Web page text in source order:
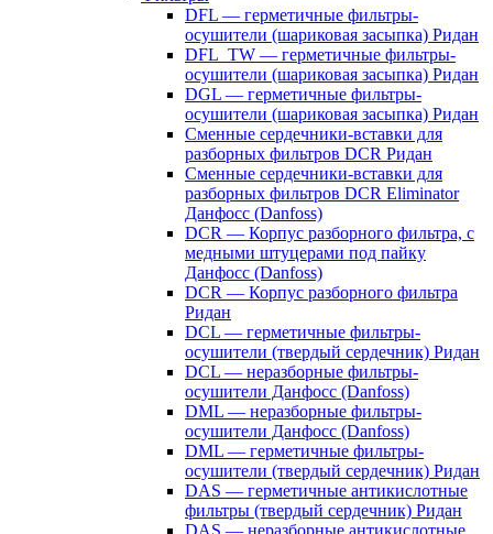
DFL — герметичные фильтры-
осушители (шариковая засыпка) Ридан
DFL_TW — герметичные фильтры-
осушители (шариковая засыпка) Ридан
DGL — герметичные фильтры-
осушители (шариковая засыпка) Ридан
Сменные сердечники-вставки для
разборных фильтров DCR Ридан
Сменные сердечники-вставки для
разборных фильтров DCR Eliminator
Данфосс (Danfoss)
DCR — Корпус разборного фильтра, с
медными штуцерами под пайку
Данфосс (Danfoss)
DCR — Корпус разборного фильтра
Ридан
DCL — герметичные фильтры-
осушители (твердый сердечник) Ридан
DCL — неразборные фильтры-
осушители Данфосс (Danfoss)
DML — неразборные фильтры-
осушители Данфосс (Danfoss)
DML — герметичные фильтры-
осушители (твердый сердечник) Ридан
DAS — герметичные антикислотные
фильтры (твердый сердечник) Ридан
DAS — неразборные антикислотные